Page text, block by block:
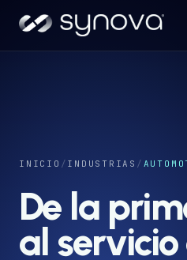
Industrias →
Desarrollos →
INICIO / INDUSTRIAS /
De la
al